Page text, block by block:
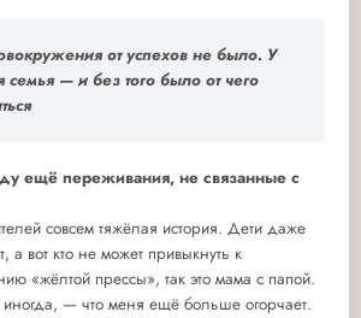
от успехов не было. У
— и без того было от чего
ещё переживания, не связанные с
совсем тяжёлая история. Дети даже
а вот кто не может привыкнуть к
«жёлтой прессы», так это мама с папой.
— что меня ещё больше огорчает.